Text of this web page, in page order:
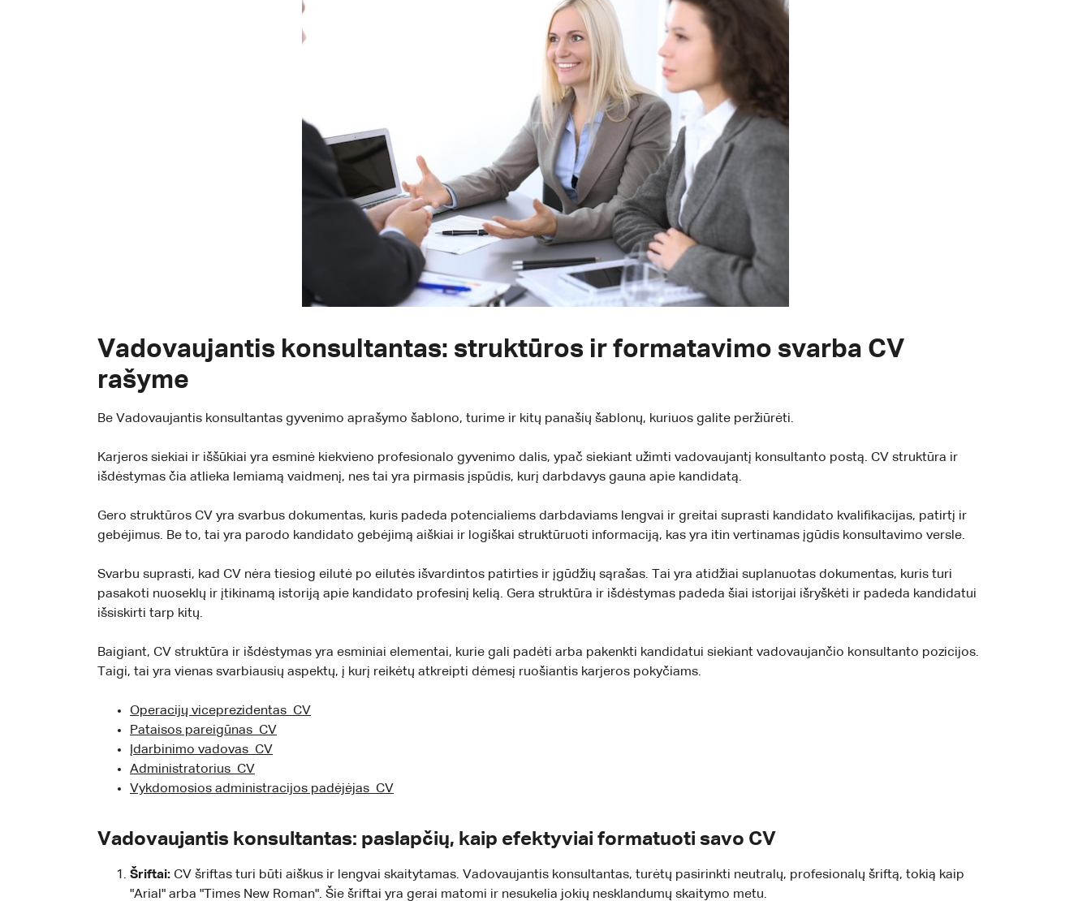
Vadovaujantis konsultantas: struktūros ir formatavimo svarba CV
rašyme
Be Vadovaujantis konsultantas gyvenimo aprašymo šablono, turime ir kitų panašių šablonų, kuriuos galite peržiūrėti.
Karjeros siekiai ir iššūkiai yra esminė kiekvieno profesionalo gyvenimo dalis, ypač siekiant užimti vadovaujantį konsultanto postą. CV struktūra ir
išdėstymas čia atlieka lemiamą vaidmenį, nes tai yra pirmasis įspūdis, kurį darbdavys gauna apie kandidatą.
Gero struktūros CV yra svarbus dokumentas, kuris padeda potencialiems darbdaviams lengvai ir greitai suprasti kandidato kvalifikacijas, patirtį ir
gebėjimus. Be to, tai yra parodo kandidato gebėjimą aiškiai ir logiškai struktūruoti informaciją, kas yra itin vertinamas įgūdis konsultavimo versle.
Svarbu suprasti, kad CV nėra tiesiog eilutė po eilutės išvardintos patirties ir įgūdžių sąrašas. Tai yra atidžiai suplanuotas dokumentas, kuris turi
pasakoti nuoseklų ir įtikinamą istoriją apie kandidato profesinį kelią. Gera struktūra ir išdėstymas padeda šiai istorijai išryškėti ir padeda kandidatui
išsiskirti tarp kitų.
Baigiant, CV struktūra ir išdėstymas yra esminiai elementai, kurie gali padėti arba pakenkti kandidatui siekiant vadovaujančio konsultanto pozicijos.
Taigi, tai yra vienas svarbiausių aspektų, į kurį reikėtų atkreipti dėmesį ruošiantis karjeros pokyčiams.
Operacijų viceprezidentas CV
Pataisos pareigūnas CV
Įdarbinimo vadovas CV
Administratorius CV
Vykdomosios administracijos padėjėjas CV
Vadovaujantis konsultantas: paslapčių, kaip efektyviai formatuoti savo CV
Šriftai: CV šriftas turi būti aiškus ir lengvai skaitytamas. Vadovaujantis konsultantas, turėtų pasirinkti neutralų, profesionalų šriftą, tokią kaip
"Arial" arba "Times New Roman". Šie šriftai yra gerai matomi ir nesukelia jokių nesklandumų skaitymo metu.